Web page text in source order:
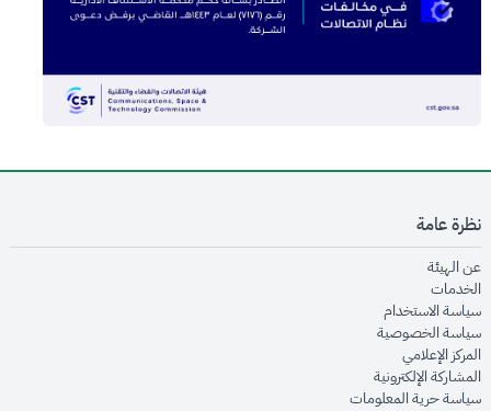
نظرة عامة
عن الهيئةopens in new window
الخدماتopens in new window
سياسة الاستخدام
سياسة الخصوصيةopens in new window
المركز الإعلاميopens in new window
المشاركة الإلكترونيةopens in new window
سياسة حرية المعلوماتopens in new window